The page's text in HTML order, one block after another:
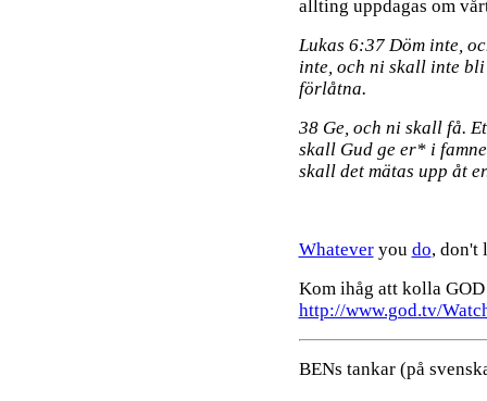
allting uppdagas om
Lukas 6:37 Döm inte,
inte, och ni skall inte
förlåtna.
38 Ge, och ni skall få.
skall Gud ge er* i
skall det mätas upp åt
Whateveryou do, don't
Kom ihåg att kolla
http://www.god.tv/
BENs tankar (på